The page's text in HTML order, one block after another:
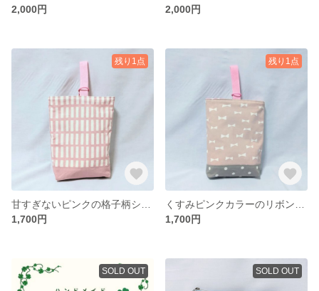
2,000円
2,000円
残り1点
1,700円
残り1点
1,700円
SOLD OUT SOLD OUT